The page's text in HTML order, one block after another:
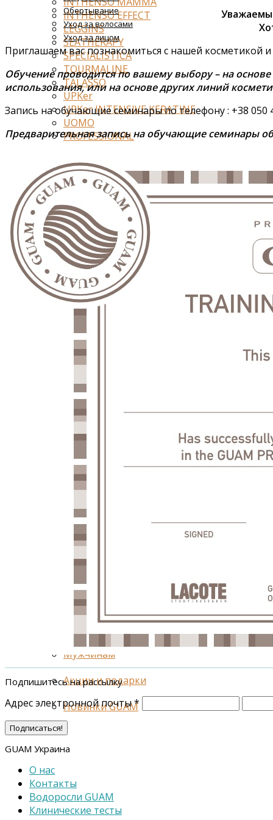
INTHENSO EFFECT
LEGGINS
SEATHERAPY
SPECIALISTICA
TOURMALINE
TALASSO
UPKer
UPKer INTENSIVE KERATINE
UOMO
PROFESSIONAL
Антицеллюлит
Обертывания
После обёртывания
Для массажа
Поддерживающий уход
Тело
Средства от отечности
Коррекция фигуры и лифтинг
Для груди
Специальный уход
Для живота и талии
Для спорта
Глаза и губы
Антивозрастной уход
Очищение
Маски
Шампуни
Специальные средства
Беременным и кормящим
Ароматерапия
Мужчинам
Акции и подарки
Новинки GUAM
Обертывание
Уход за волосами
Уход за лицом
Приглашаем вас познакомиться с нашей косметикой
Обучение проводится по вашему выбору – на
использования, или на основе других линий
Запись на обучающие семинары по телефону : +38 050
Предварительная запись на обучающие семинары
Подпишитесь на рассылку
Адрес электронной почты*
GUAM Украина
О нас
Контакты
Водоросли GUAM
Клинические тесты